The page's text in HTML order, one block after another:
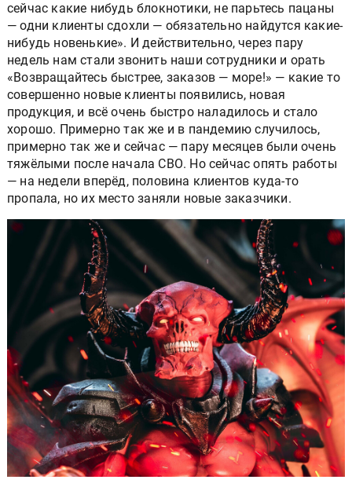
сейчас какие нибудь блокнотики, не парьтесь пацаны
— одни клиенты сдохли — обязательно найдутся какие-
нибудь новенькие». И действительно, через пару
недель нам стали звонить наши сотрудники и орать
«Возвращайтесь быстрее, заказов — море!» — какие то
совершенно новые клиенты появились, новая
продукция, и всё очень быстро наладилось и стало
хорошо. Примерно так же и в пандемию случилось,
примерно так же и сейчас — пару месяцев были очень
тяжёлыми после начала СВО. Но сейчас опять работы
— на недели вперёд, половина клиентов куда-то
пропала, но их место заняли новые заказчики.